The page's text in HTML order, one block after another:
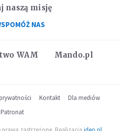
WAM
Mando.pl
naszą misję
NAS
Kontakt
Dla mediów
Patronat